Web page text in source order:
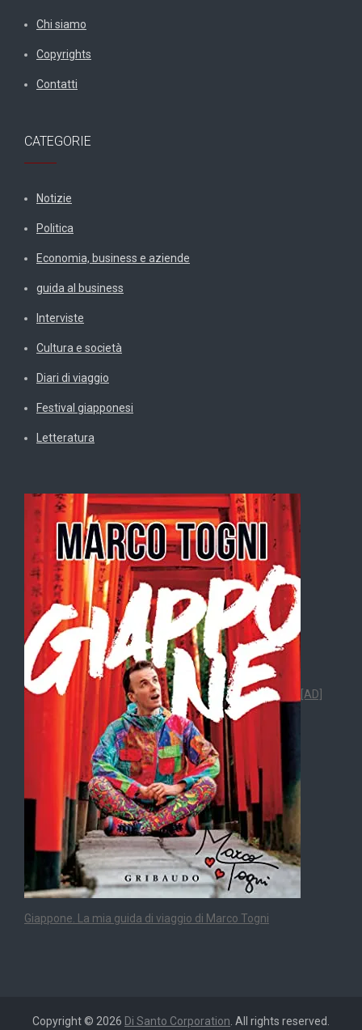
Chi siamo
Copyrights
Contatti
CATEGORIE
Notizie
Politica
Economia, business e aziende
guida al business
Interviste
Cultura e società
Diari di viaggio
Festival giapponesi
Letteratura
[AD]
Giappone. La mia guida di viaggio di Marco Togni
Copyright © 2026 Di Santo Corporation . All rights reserved.